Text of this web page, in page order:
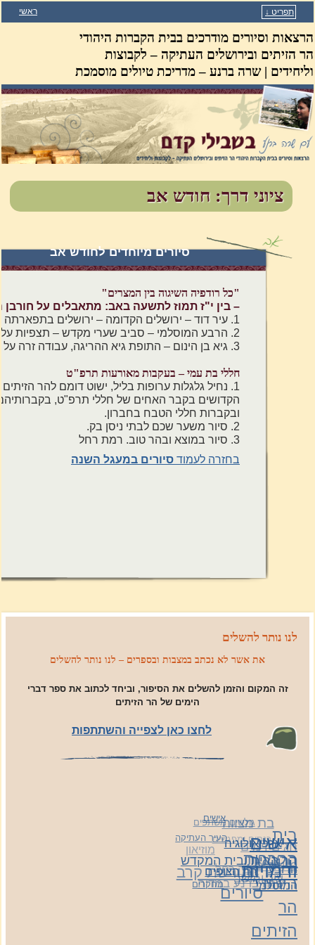
ראשי
תפריט ↓
הרצאות וסיורים מודרכים בבית הקברות היהודי
הר הזיתים ובירושלים העתיקה – לקבוצות
וליחידים | שרה ברנע – מדריכת טיולים מוסמכת
ציוני דרך: חודש אב
סיורים מיוחדים לחודש אב
"כל רודפיה השיגוה בין המצרים"
– בין י"ז תמוז לתשעה באב: מתאבלים על חורבן
1. עיר דוד – ירושלים הקדומה – ירושלים בתפארתה ובחורבנה
2. הרבע המוסלמי – סביב שערי מקדש – תצפיות על הר הבית.
3. גיא בן הינום – התופת גיא ההריגה, עבודה זרה על גבולה של עיר.
חללי בת עמי – בעקבות מאורעות תרפ"ט
1. נחיל גלגלות ערופות בליל, ישוט דומם להר
הקדושים בקבר האחים של חללי תרפ"ט,
ובקברות חללי הטבח בחברון.
2. סיור משער שכם לבתי ניסן בק.
3. סיור במוצא ובהר טוב. רמת רחל
בחזרה לעמוד סיורים במעגל השנה
לנו נותר להשלים
את אשר לא נכתב במצבות ובספרים – לנו נותר להשלים
זה המקום והזמן להשלים את הסיפור, וביחד לכתוב את ספר דברי
הימים של הר הזיתים
לחצו כאן לצפייה והשתתפות
אישים
אישים
ודמויות
ארכיאולוגיהבית
הקברות
היהודי
הר
הזיתים
בת מצווה
גולשים משתפים
העיר העתיקה
הר הבית ובית המקדש
הר הצופים
הרובע
המוסלמי
הרצאות
חגים וימים
מיוחדים
כנסים ומפגשים
מוזיאון
מורשת קרב
מחקריםסיורים
עיר ומושב
קבר רחל
שרה ברנע במדיה